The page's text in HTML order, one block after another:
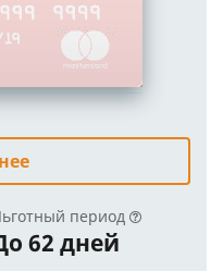
период
62 дней